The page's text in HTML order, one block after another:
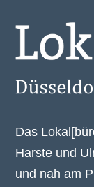
Das
Harste und
und nah am